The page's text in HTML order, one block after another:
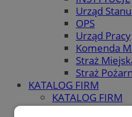
Urząd
OPS
Urząd Pracy
Komenda
Straż
Straż
KATALOG FIRM
KATALOG FIRM
Dodaj